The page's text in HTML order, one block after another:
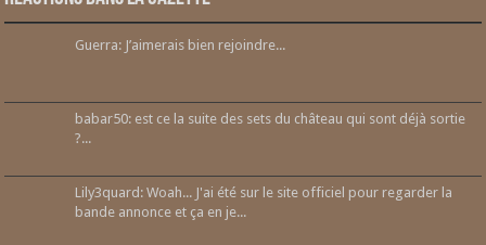
Guerra: J’aimerais bien rejoindre...
babar50: est ce la suite des sets du château qui sont déjà sortie
?...
Lily3quard: Woah... J'ai été sur le site officiel pour regarder la
bande annonce et ça en je...